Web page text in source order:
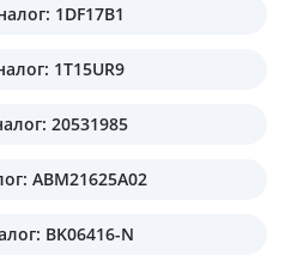
1DF17B1
1T15UR9
20531985
ABM21625A02
BK06416-N